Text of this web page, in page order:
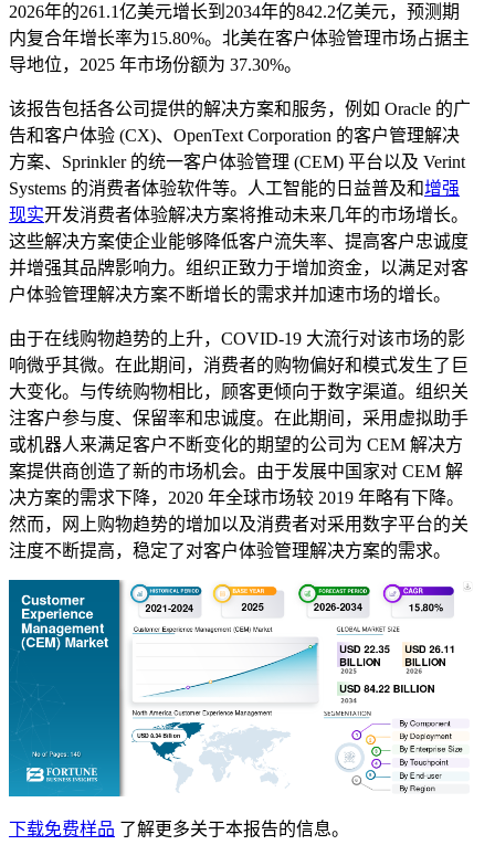
2026年的261.1亿美元增长到2034年的842.2亿美元，预测期
内复合年增长率为15.80%。北美在客户体验管理市场占据主
导地位，2025 年市场份额为 37.30%。
该报告包括各公司提供的解决方案和服务，例如 Oracle 的广
告和客户体验 (CX)、OpenText Corporation 的客户管理解决
方案、Sprinkler 的统一客户体验管理 (CEM) 平台以及 Verint
Systems 的消费者体验软件等。人工智能的日益普及和增强
现实开发消费者体验解决方案将推动未来几年的市场增长。
这些解决方案使企业能够降低客户流失率、提高客户忠诚度
并增强其品牌影响力。组织正致力于增加资金，以满足对客
户体验管理解决方案不断增长的需求并加速市场的增长。
由于在线购物趋势的上升，COVID-19 大流行对该市场的影
响微乎其微。在此期间，消费者的购物偏好和模式发生了巨
大变化。与传统购物相比，顾客更倾向于数字渠道。组织关
注客户参与度、保留率和忠诚度。在此期间，采用虚拟助手
或机器人来满足客户不断变化的期望的公司为 CEM 解决方
案提供商创造了新的市场机会。由于发展中国家对 CEM 解
决方案的需求下降，2020 年全球市场较 2019 年略有下降。
然而，网上购物趋势的增加以及消费者对采用数字平台的关
注度不断提高，稳定了对客户体验管理解决方案的需求。
下载免费样品 了解更多关于本报告的信息。